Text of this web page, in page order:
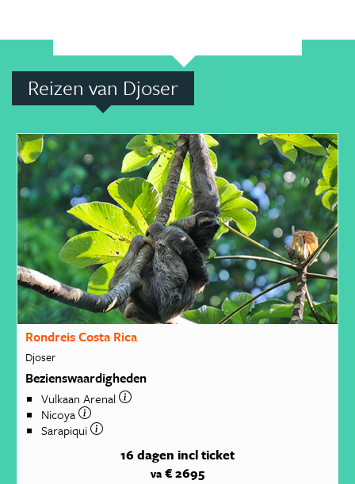
Reizen van Djoser
Rondreis Costa Rica
Djoser
Bezienswaardigheden
Vulkaan Arenal
Nicoya
Sarapiqui
16 dagen incl ticket
va € 2695